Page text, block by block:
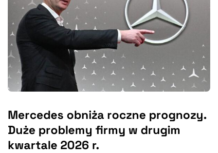
Mercedes obniża roczne prognozy.
Duże problemy firmy w drugim
kwartale 2026 r.